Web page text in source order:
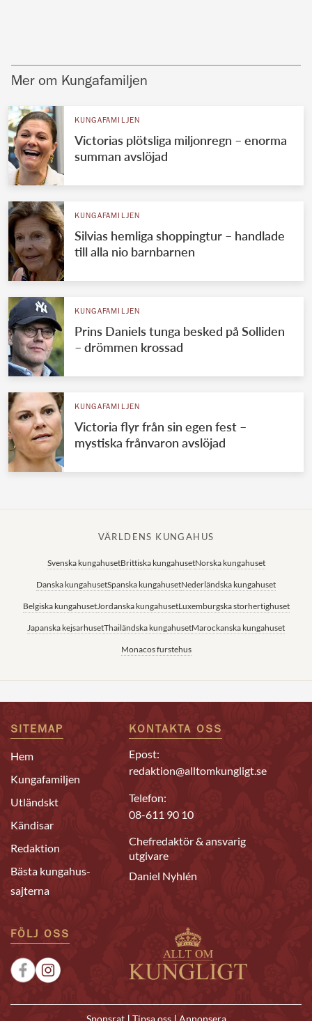
Mer om Kungafamiljen
KUNGAFAMILJEN
Victorias plötsliga miljonregn – enorma
summan avslöjad
KUNGAFAMILJEN
Silvias hemliga shoppingtur – handlade
till alla nio barnbarnen
KUNGAFAMILJEN
Prins Daniels tunga besked på Solliden
– drömmen krossad
KUNGAFAMILJEN
Victoria flyr från sin egen fest –
mystiska frånvaron avslöjad
VÄRLDENS KUNGAHUS
Svenska kungahusetBrittiska kungahusetNorska kungahuset
Danska kungahusetSpanska kungahusetNederländska kungahuset
Belgiska kungahusetJordanska kungahusetLuxemburgska storhertighuset
Japanska kejsarhusetThailändska kungahusetMarockanska kungahuset
Monacos furstehus
SITEMAP
Hem
Kungafamiljen
Utländskt
Kändisar
Redaktion
Bästa kungahus-
sajterna
KONTAKTA OSS
Epost:
redaktion@alltomkungligt.se
Telefon:
08-611 90 10
Chefredaktör & ansvarig
utgivare
Daniel Nyhlén
FÖLJ OSS
Sponsrat Tipsa oss Annonsera